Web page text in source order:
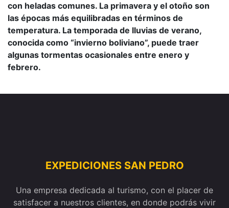
con heladas comunes. La primavera y el otoño son
las épocas más equilibradas en términos de
temperatura. La temporada de lluvias de verano,
conocida como “invierno boliviano”, puede traer
algunas tormentas ocasionales entre enero y
febrero.
EXPEDICIONES SAN PEDRO
Una empresa dedicada al turismo, con el placer de
satisfacer a nuestros clientes, en donde podrás vivir